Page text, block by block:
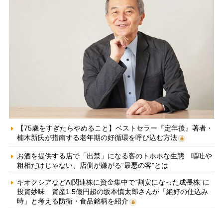
【75歳をすぎたらやめること】ベストセラー『定年後』著者・
楠木新氏が指南する老年期の好循環を呼び込む方法
お酒を提供する店で「出禁」になる客のトホホな生態 嘔吐や
粗相だけじゃない、店側が嫌がる“最悪の客”とは
キオクシアなどAI関連株に資金集中で“割安になった成長株”に
投資妙味 資産1.5億円超の坂本慎太郎さんが「絶好の仕込み
時」と考える防衛・食品銘柄を紹介